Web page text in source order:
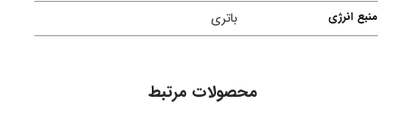
منبع انرژی
باتری
محصولات مرتبط